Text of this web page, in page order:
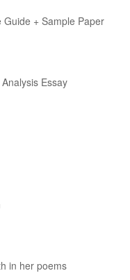
+ Sample Paper
Essay
in her poems